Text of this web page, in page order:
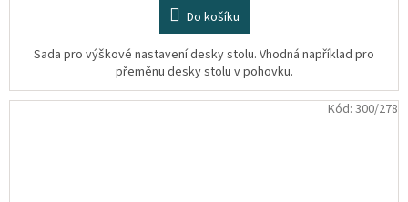
Do košíku
Sada pro výškové nastavení desky stolu. Vhodná například pro
přeměnu desky stolu v pohovku.
Kód: 300/278